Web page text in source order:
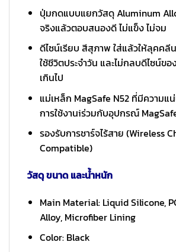
ปุ่มกดแบบแยกวัสดุ Aluminum
จริงแล้วตอบสนองดี ไม่แข็ง ไม่จม
ดีไซน์เรียบ สีสุภาพ ใส่แล้วให้ลุคคลี
ใช้ชีวิตประจำวัน และไม่กลบดีไซน์ข
เกินไป
แม่เหล็ก MagSafe N52 ที่มีความแ
การใช้งานiร่วมกับอุปกรณ์
รองรับการชาร์จไร้สาย (Wireless
Compatible)
วัสดุ ขนาด และน้ำหนัก
Main Material: Liquid Silicone,
Alloy, Microfiber Lining
Color: Black